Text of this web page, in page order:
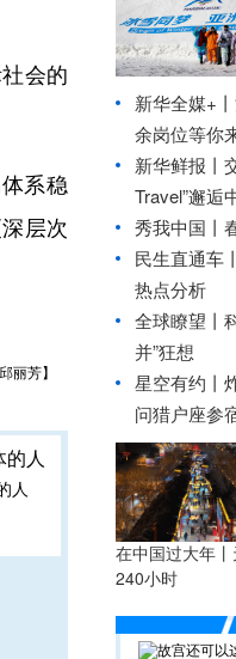
会的
系稳
层次
丽芳】
人
新华全媒+丨
余岗位等你
新华鲜报丨
Travel”邂逅
秀我中国丨
民生直通车丨
热点分析
全球瞭望丨
并”狂想
星空有约丨
问猎户座参
在中国过大年丨
240小时